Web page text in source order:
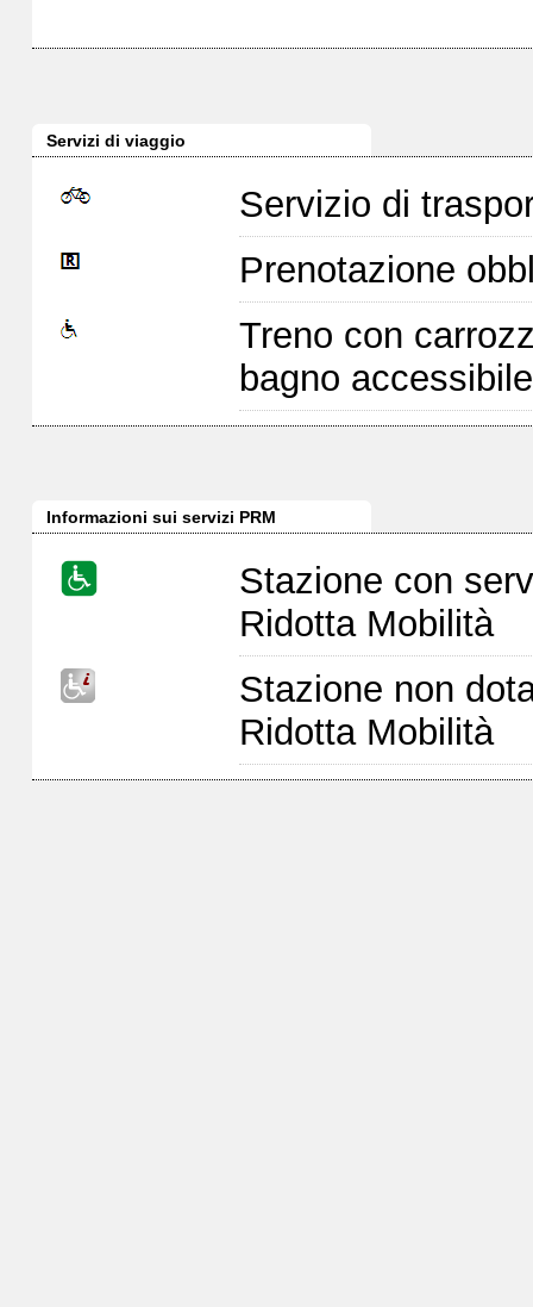
Servizi di viaggio
Servizio di
Prenotazione
Treno con
bagno
Informazioni sui servizi PRM
Stazione con
Ridotta Mobilità
Stazione non
Ridotta Mobilità